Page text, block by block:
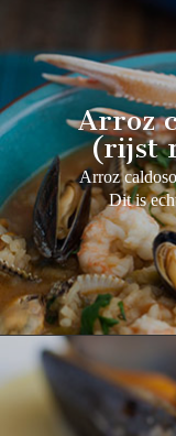
Arroz
(rijst
Arroz
Dit is